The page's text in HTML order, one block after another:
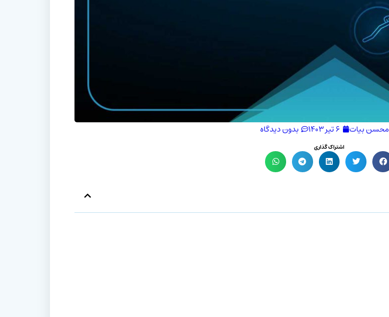
محسن بیات ۶ تیر ۱۴۰۳ بدون دیدگاه
اشتراک گذاری